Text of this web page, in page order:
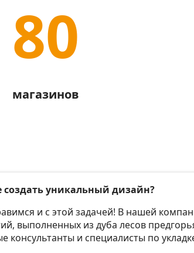
80
магазинов
создать уникальный дизайн?
и с этой задачей! В нашей
выполненных из дуба лесов
консультанты и специалисты по